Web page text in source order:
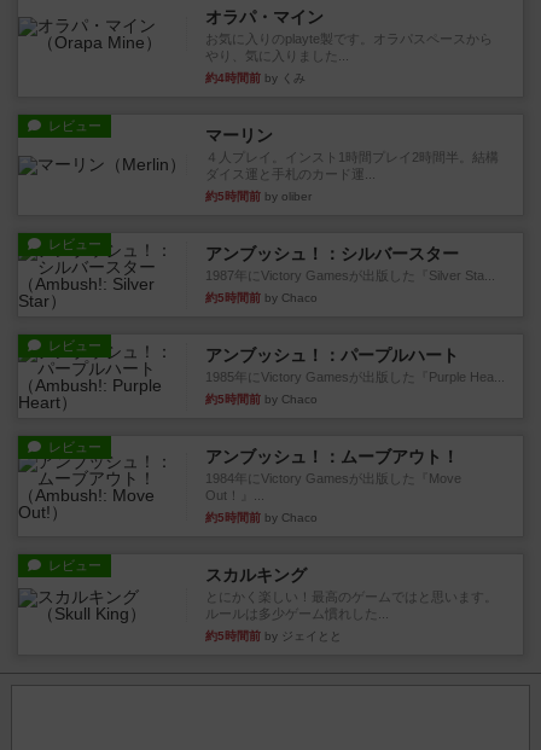
オラパ・マイン
お気に入りのplayte製です。オラパスペースから
やり、気に入りました...
約4時間前 by くみ
レビュー マーリン
４人プレイ。インスト1時間プレイ2時間半。結構
ダイス運と手札のカード運...
約5時間前 by oliber
レビュー アンブッシュ！：シルバースター
1987年にVictory Gamesが出版した『Silver Sta...
約5時間前 by Chaco
レビュー アンブッシュ！：パープルハート
1985年にVictory Gamesが出版した『Purple Hea...
約5時間前 by Chaco
レビュー アンブッシュ！：ムーブアウト！
1984年にVictory Gamesが出版した『Move
Out！』...
約5時間前 by Chaco
レビュー スカルキング
とにかく楽しい！最高のゲームではと思います。
ルールは多少ゲーム慣れした...
約5時間前 by ジェイとと